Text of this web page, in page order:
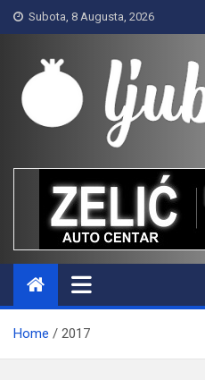
Skip
to
content
Subota, 8 Augusta, 2026
Ljubušaci
Svom voljenom gradu
Home 2017